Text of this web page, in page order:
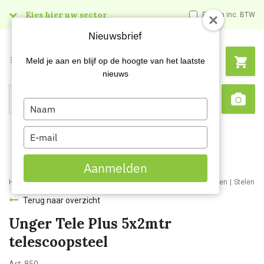
Kies hier uw sector Prijzen inc. BTW
Search
Menu
Home Webshop Schoonmaakartikelen Schoonmaakmaterialen Stelen
Terug naar overzicht
Unger Tele Plus 5x2mtr
telescoopsteel
Nieuwsbrief
Meld je aan en blijf op de hoogte van het laatste
nieuws
Type
your
name
Type
your
email
Aanmelden